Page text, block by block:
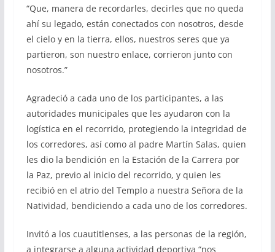
“Que, manera de recordarles, decirles que no queda
ahí su legado, están conectados con nosotros, desde
el cielo y en la tierra, ellos, nuestros seres que ya
partieron, son nuestro enlace, corrieron junto con
nosotros.”
Agradeció a cada uno de los participantes, a las
autoridades municipales que les ayudaron con la
logística en el recorrido, protegiendo la integridad de
los corredores, así como al padre Martín Salas, quien
les dio la bendición en la Estación de la Carrera por
la Paz, previo al inicio del recorrido, y quien les
recibió en el atrio del Templo a nuestra Señora de la
Natividad, bendiciendo a cada uno de los corredores.
Invitó a los cuautitlenses, a las personas de la región,
a integrarse a alguna actividad deportiva “nos